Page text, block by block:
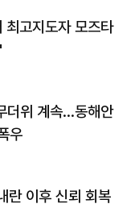
최고지도자 모즈타
더위 계속…동해안
우
란 이후 신뢰 회복